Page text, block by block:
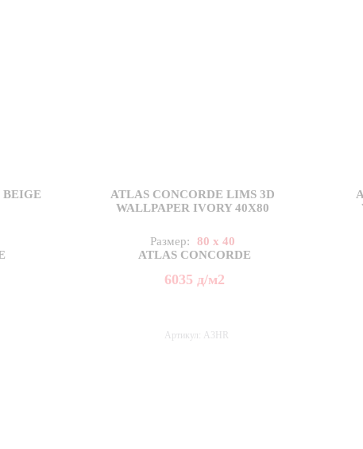
BEIGE
ATLAS CONCORDE LIMS 3D
WALLPAPER IVORY 40X80
Размер:
80 x 40
ATLAS CONCORDE
6035 д/м2
Артикул: A3HR